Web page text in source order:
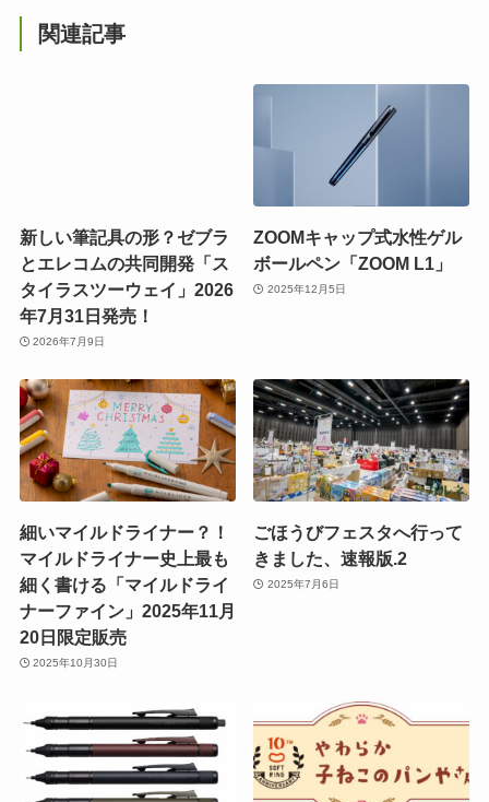
関連記事
新しい筆記具の形？ゼブラ
とエレコムの共同開発「ス
タイラスツーウェイ」2026
年7月31日発売！
2026年7月9日
ZOOMキャップ式水性ゲル
ボールペン「ZOOM L1」
2025年12月5日
細いマイルドライナー？！
マイルドライナー史上最も
細く書ける「マイルドライ
ナーファイン」2025年11月
20日限定販売
2025年10月30日
ごほうびフェスタへ行って
きました、速報版.2
2025年7月6日